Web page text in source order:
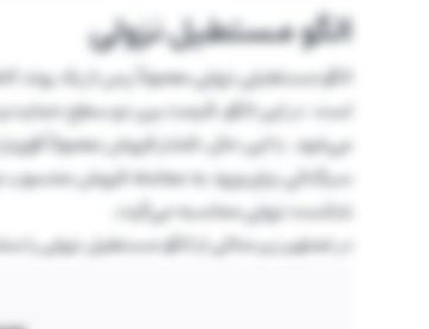
الگو مستطیل نزولی
الگو مستطیلی نزولی معمولاً پس از یک
است. در این الگو، قیمت بین دو سطح حمایت
می‌شود. با این حال، فشار فروش معمولاً
سیگنالی برای ورود به معامله فروش محسوب
شکست نزولی محاسبه می‌گردد.
در تصاویر زیر مثالی از الگو مستطیل نزولی را